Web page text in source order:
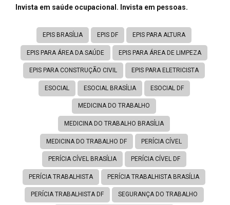
Invista em saúde ocupacional. Invista em pessoas.
EPIS BRASÍLIA EPIS DF EPIS PARA ALTURA
EPIS PARA ÁREA DA SAÚDE EPIS PARA ÁREA DE LIMPEZA
EPIS PARA CONSTRUÇÃO CIVIL EPIS PARA ELETRICISTA
ESOCIAL ESOCIAL BRASÍLIA ESOCIAL DF
MEDICINA DO TRABALHO
MEDICINA DO TRABALHO BRASÍLIA
MEDICINA DO TRABALHO DF PERÍCIA CÍVEL
PERÍCIA CÍVEL BRASÍLIA PERÍCIA CÍVEL DF
PERÍCIA TRABALHISTA PERÍCIA TRABALHISTA BRASÍLIA
PERÍCIA TRABALHISTA DF SEGURANÇA DO TRABALHO